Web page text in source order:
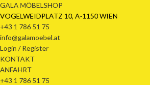
GALA MÖBELSHOP
VOGELWEIDPLATZ 10, A-1150 WIEN
+43 1 786 51 75
info@galamoebel.at
Login / Register
KONTAKT
ANFAHRT
+43 1 786 51 75